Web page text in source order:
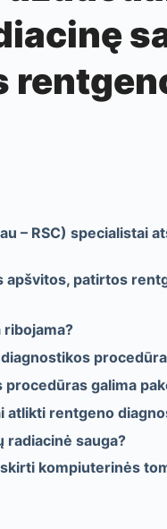
– RSC) specialistai
apšvitos, patirtos
galima
atlikti rentgeno
radiacinė sauga?
kompiuterinės